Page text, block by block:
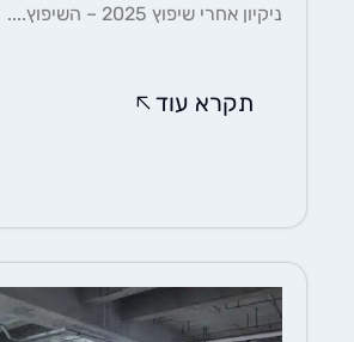
ניקיון אחרי שיפוץ 2025 – השיפוץ....
תקרא עוד